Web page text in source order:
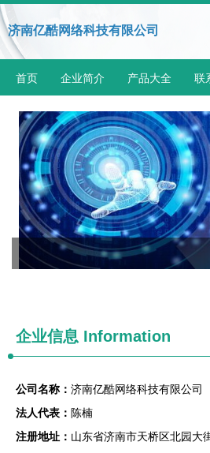
济南亿酷网络科技有限公司
首页 企业简介 产品大全 联
企业信息 Information
公司名称： 济南亿酷网络科技有限公司
法人代表： 陈楠
注册地址： 山东省济南市天桥区北园大